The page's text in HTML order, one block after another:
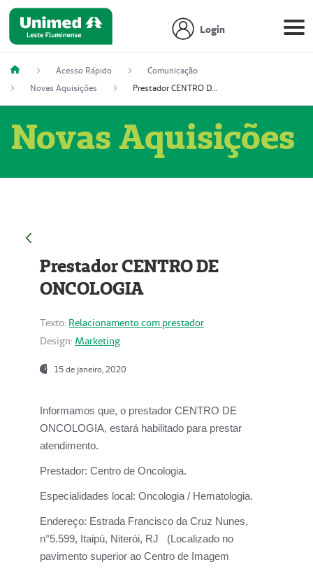
Login
Acesso Rápido
Comunicação
Novas Aquisições
Prestador CENTRO DE ONCOLOGIA
Novas Aquisições
Prestador CENTRO DE
ONCOLOGIA
Texto: Relacionamento com prestador
Design: Marketing
15 de janeiro, 2020
Informamos que, o prestador CENTRO DE
ONCOLOGIA, estará habilitado para prestar
atendimento.
Prestador: Centro de Oncologia.
Especialidades local: Oncologia / Hematologia.
Endereço: Estrada Francisco da Cruz Nunes,
n°5.599, Itaipú, Niterói, RJ (Localizado no
pavimento superior ao Centro de Imagem